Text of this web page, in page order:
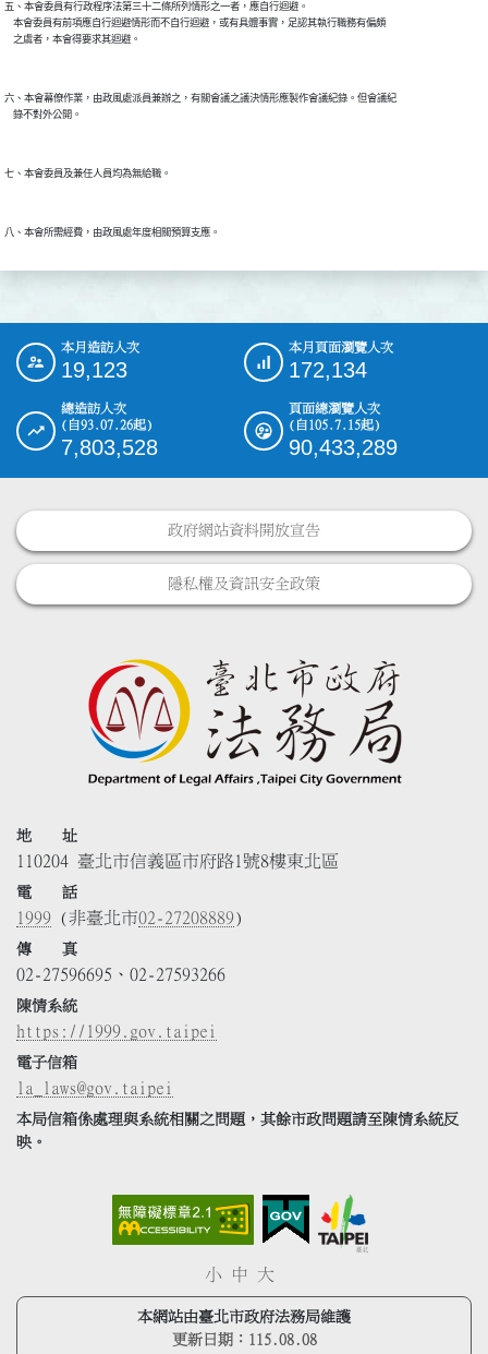
五、本會委員有行政程序法第三十二條所列情形之一者，應自行迴避。
    本會委員有前項應自行迴避情形而不自行迴避，或有具體事實，足認其執行職務有偏頗
六、本會幕僚作業，由政風處派員兼辦之，有關會議之議決情形應製作會議紀錄。但會議紀
::: 本月造訪人次
19,123
本月頁面瀏覽人次
172,134
總造訪人次
(自93.07.26起)
7,803,528
頁面總瀏覽人次
(自105.7.15起)
90,433,289
政府網站資料開放宣告
隱私權及資訊安全政策
地 址
110204 臺北市信義區市府路1號8樓東北區
電 話
1999 (非臺北市02-27208889)
傳 真
02-27596695、02-27593266
陳情系統
https://1999.gov.taipei
電子信箱
la_laws@gov.taipei
本局信箱係處理與系統相關之問題，其餘市政問題請至陳情系統反
映。
小 中 大
本網站由臺北市政府法務局維護
更新日期： 115.08.08